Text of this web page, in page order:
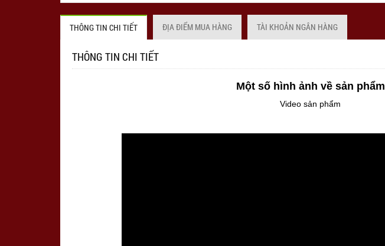
THÔNG TIN CHI TIẾT ĐỊA ĐIỂM MUA HÀNG TÀI KHOẢN NGÂN HÀNG
THÔNG TIN CHI TIẾT
Một số hình ảnh về sản phẩm
Video sản phẩm